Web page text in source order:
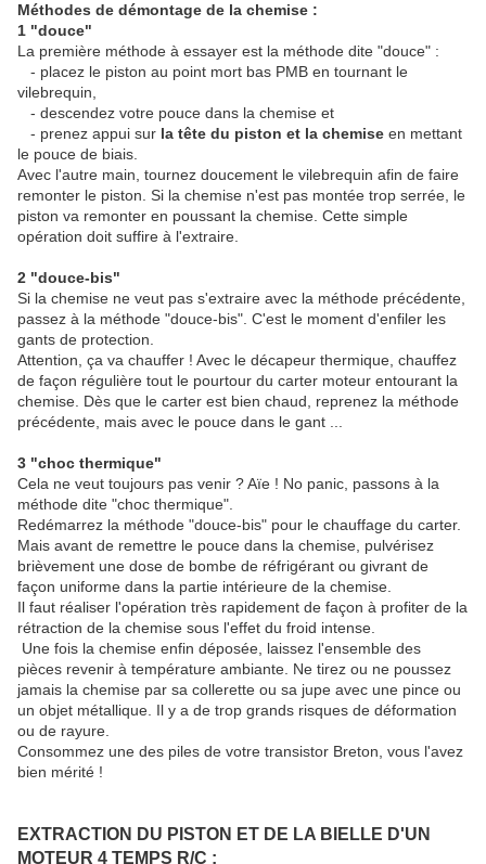
Méthodes de démontage de la chemise :
1 "douce"
La première méthode à essayer est la méthode dite "douce" :
- placez le piston au point mort bas PMB en tournant le
vilebrequin,
- descendez votre pouce dans la chemise et
- prenez appui sur la tête du piston et la chemise en mettant
le pouce de biais.
Avec l'autre main, tournez doucement le vilebrequin afin de faire
remonter le piston. Si la chemise n'est pas montée trop serrée, le
piston va remonter en poussant la chemise. Cette simple
opération doit suffire à l'extraire.
2 "douce-bis"
Si la chemise ne veut pas s'extraire avec la méthode précédente,
passez à la méthode "douce-bis". C'est le moment d'enfiler les
gants de protection.
Attention, ça va chauffer ! Avec le décapeur thermique, chauffez
de façon régulière tout le pourtour du carter moteur entourant la
chemise. Dès que le carter est bien chaud, reprenez la méthode
précédente, mais avec le pouce dans le gant ...
3 "choc thermique"
Cela ne veut toujours pas venir ? Aïe ! No panic, passons à la
méthode dite "choc thermique".
Redémarrez la méthode "douce-bis" pour le chauffage du carter.
Mais avant de remettre le pouce dans la chemise, pulvérisez
brièvement une dose de bombe de réfrigérant ou givrant de
façon uniforme dans la partie intérieure de la chemise.
Il faut réaliser l'opération très rapidement de façon à profiter de la
rétraction de la chemise sous l'effet du froid intense.
Une fois la chemise enfin déposée, laissez l'ensemble des
pièces revenir à température ambiante. Ne tirez ou ne poussez
jamais la chemise par sa collerette ou sa jupe avec une pince ou
un objet métallique. Il y a de trop grands risques de déformation
ou de rayure.
Consommez une des piles de votre transistor Breton, vous l'avez
bien mérité !
EXTRACTION DU PISTON ET DE LA BIELLE D'UN
MOTEUR 4 TEMPS R/C :